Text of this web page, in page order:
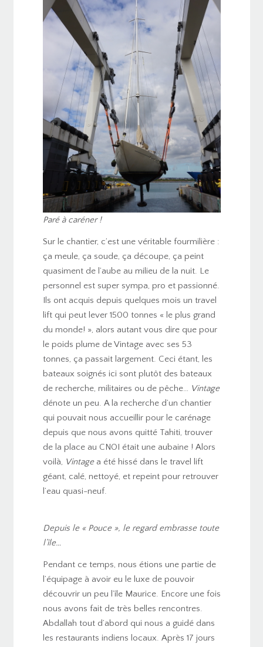
Paré à caréner !
Sur le chantier, c’est une véritable fourmilière :
ça meule, ça soude, ça découpe, ça peint
quasiment de l’aube au milieu de la nuit. Le
personnel est super sympa, pro et passionné.
Ils ont acquis depuis quelques mois un travel
lift qui peut lever 1500 tonnes « le plus grand
du monde! », alors autant vous dire que pour
le poids plume de Vintage avec ses 53
tonnes, ça passait largement. Ceci étant, les
bateaux soignés ici sont plutôt des bateaux
de recherche, militaires ou de pêche… Vintage
dénote un peu. A la recherche d’un chantier
qui pouvait nous accueillir pour le carénage
depuis que nous avons quitté Tahiti, trouver
de la place au CNOI était une aubaine ! Alors
voilà, Vintagea été hissé dans le travel lift
géant, calé, nettoyé, et repeint pour retrouver
l’eau quasi-neuf.
Depuis le « Pouce », le regard embrasse toute
l’île…
Pendant ce temps, nous étions une partie de
l’équipage à avoir eu le luxe de pouvoir
découvrir un peu l’île Maurice. Encore une fois
nous avons fait de très belles rencontres.
Abdallah tout d’abord qui nous a guidé dans
les restaurants indiens locaux. Après 17 jours